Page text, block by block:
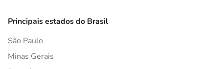
Principais estados do Brasil
São Paulo
Minas Gerais